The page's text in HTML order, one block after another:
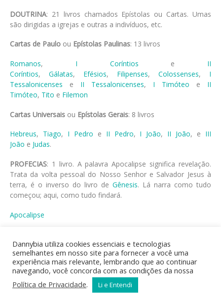
DOUTRINA: 21 livros chamados Epístolas ou Cartas. Umas
são dirigidas a igrejas e outras a indivíduos, etc.
Cartas de Paulo ou Epístolas Paulinas: 13 livros
Romanos, I Coríntios e II
Coríntios, Gálatas, Efésios, Filipenses, Colossenses, I
Tessalonicenses e II Tessalonicenses, I Timóteo e II
Timóteo, Tito e Filemon
Cartas Universais ou Epístolas Gerais: 8 livros
Hebreus, Tiago, I Pedro e II Pedro, I João, II João, e III
João e Judas.
PROFECIAS: 1 livro. A palavra Apocalipse significa revelação.
Trata da volta pessoal do Nosso Senhor e Salvador Jesus à
terra, é o inverso do livro de Gênesis. Lá narra como tudo
começou; aqui, como tudo findará.
Apocalipse
parece-nos bastante simples e prática.
A disposição dos 66 livros. Os que organizaram a presente
disposição dos livros foram sem dúvidas guiados por Deus,
porque se nota uma gradativa correlação doutrinária entre os
mesmos. Exemplo disso: Antigo Testamento há uma linda
Dannybia utiliza cookies essenciais e tecnologias
semelhantes em nosso site para fornecer a você uma
experiência mais relevante, lembrando que ao continuar
navegando, você concorda com as condições da nossa
Política de Privacidade. Li e Entendi